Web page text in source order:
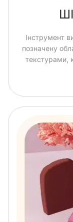
Інструмент
позначену
текстурами,